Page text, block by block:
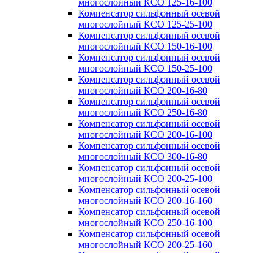
многослойный КСО 125-16-100
Компенсатор сильфонный осевой
многослойный КСО 125-25-100
Компенсатор сильфонный осевой
многослойный КСО 150-16-100
Компенсатор сильфонный осевой
многослойный КСО 150-25-100
Компенсатор сильфонный осевой
многослойный КСО 200-16-80
Компенсатор сильфонный осевой
многослойный КСО 250-16-80
Компенсатор сильфонный осевой
многослойный КСО 200-16-100
Компенсатор сильфонный осевой
многослойный КСО 300-16-80
Компенсатор сильфонный осевой
многослойный КСО 200-25-100
Компенсатор сильфонный осевой
многослойный КСО 200-16-160
Компенсатор сильфонный осевой
многослойный КСО 250-16-100
Компенсатор сильфонный осевой
многослойный КСО 200-25-160